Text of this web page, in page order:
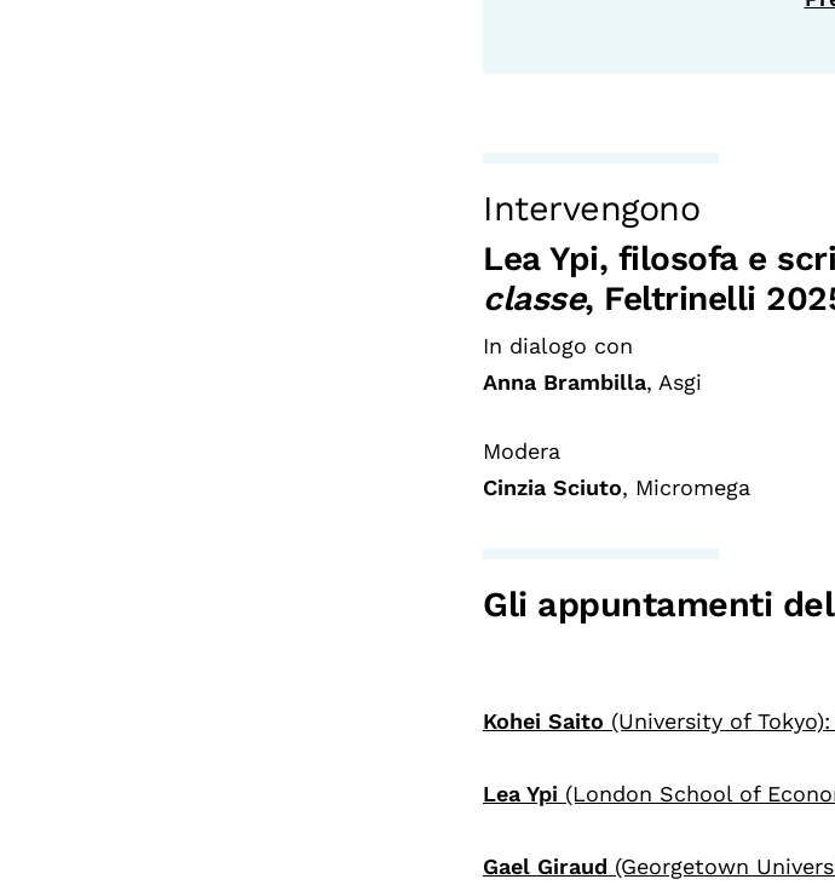
Intervengono
Lea Ypi, filosofa e
classe, Feltrinelli
In dialogo con
Anna Brambilla, Asgi
Modera
Cinzia Sciuto, Micromega
Gli appuntamenti
Kohei Saito (University of
Lea Ypi (London School of
Gael Giraud (Georgetown